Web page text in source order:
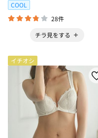
COOL
28件
チラ見をする
イチオシ